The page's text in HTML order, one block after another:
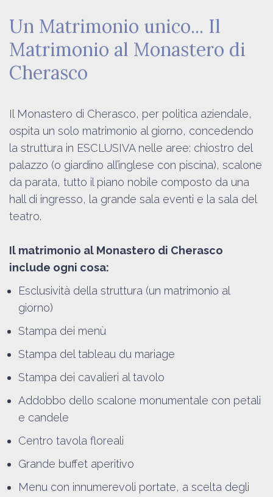
eventi
e
ricorrenze
Esperienze
Un Matrimonio unico... Il
Matrimonio al Monastero di
Cherasco
Il Monastero di Cherasco, per politica aziendale,
ospita un solo matrimonio al giorno, concedendo
la struttura in ESCLUSIVA nelle aree: chiostro del
palazzo (o giardino all’inglese con piscina), scalone
da parata, tutto il piano nobile composto da una
hall di ingresso, la grande sala eventi e la sala del
teatro.
Il matrimonio al Monastero di Cherasco
include ogni cosa:
Esclusività della struttura (un matrimonio al
giorno)
Stampa dei menù
Stampa del tableau du mariage
Stampa dei cavalieri al tavolo
Addobbo dello scalone monumentale con petali
e candele
Centro tavola floreali
Grande buffet aperitivo
Menu con innumerevoli portate, a scelta degli